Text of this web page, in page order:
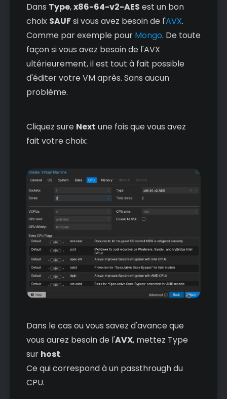
Dans Type,x86-64-v2-AES est un bon
choix SAUFsi vous avez besoin de l'AVX.
Comme par exemple pour Mongo. De toute
façon si vous avez besoin de l'AVX
ultérieurement, il est tout à fait possible
d'éditer votre VM après. Sans aucun
problème.
Cliquez sure Next une fois que vous avez
fait votre choix:
Dans le cas ou vous savez d'avance que
vous aurez besoin de l'AVX, mettez Type
sur host.
Ce qui correspond à un passthrough du
CPU.